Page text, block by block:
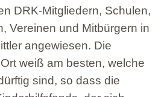
DRK-Mitgliedern, Schulen,
Vereinen und Mitbürgern in
angewiesen. Die
weiß am besten, welche
sind, so dass die